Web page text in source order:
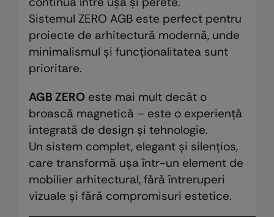
Sistemul ZERO AGB este perfect pentru
proiecte de arhitectură modernă, unde
minimalismul și funcționalitatea sunt
prioritare.
AGB ZEROeste mai mult decât o
broască magnetică – este o experiență
integrată de design și tehnologie.
Un sistem complet, elegant și silențios,
care transformă ușa într-un element de
mobilier arhitectural, fără întreruperi
vizuale și fără compromisuri estetice.